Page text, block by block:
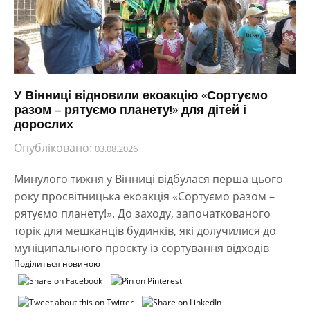
У Вінниці відновили екоакцію «Сортуємо
разом – рятуємо планету!» для дітей і
дорослих
Опубліковано: 03.08.2026
Минулого тижня у Вінниці відбулася перша цього
року просвітницька екоакція «Сортуємо разом –
рятуємо планету!». До заходу, започаткованого
торік для мешканців будинків, які долучилися до
муніципального проєкту із сортування відходів
Поділиться новиною